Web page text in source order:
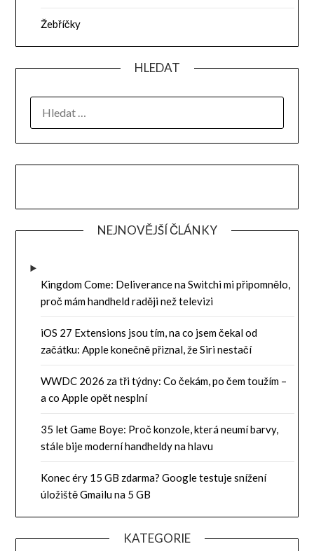
Žebříčky
HLEDAT
NEJNOVĚJŠÍ ČLÁNKY
Kingdom Come: Deliverance na Switchi mi připomnělo,
proč mám handheld raději než televizi
iOS 27 Extensions jsou tím, na co jsem čekal od
začátku: Apple konečně přiznal, že Siri nestačí
WWDC 2026 za tři týdny: Co čekám, po čem toužím –
a co Apple opět nesplní
35 let Game Boye: Proč konzole, která neumí barvy,
stále bije moderní handheldy na hlavu
Konec éry 15 GB zdarma? Google testuje snížení
úložiště Gmailu na 5 GB
KATEGORIE